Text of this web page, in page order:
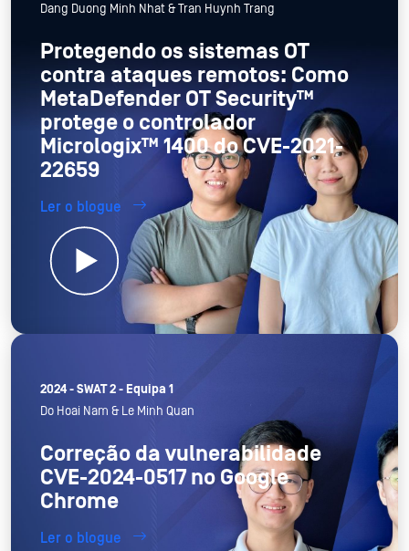
Dang Duong Minh Nhat & Tran Huynh Trang
Protegendo os sistemas OT
contra ataques remotos: Como
MetaDefender OT Security™
protege o controlador
Micrologix™ 1400 do CVE-2021-
22659
Ler o blogue
2024 - SWAT 2 - Equipa 1
Do Hoai Nam & Le Minh Quan
Correção da vulnerabilidade
CVE-2024-0517 no Google
Chrome
Ler o blogue